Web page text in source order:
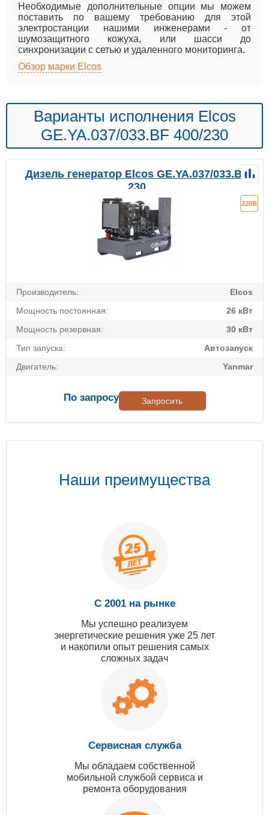
Необходимые дополнительные опции мы можем
поставить по вашему требованию для этой
электростанции нашими инженерами - от
шумозащитного кожуха, или шасси до
синхронизации с сетью и удаленного мониторинга.
Обзор марки Elcos
Варианты исполнения Elcos
GE.YA.037/033.BF 400/230
Дизель генератор Elcos GE.YA.037/033.BF
230
220В
Производитель:
Elcos
Мощность постоянная:
26 кВт
Мощность резервная:
30 кВт
Тип запуска:
Автозапуск
Двигатель:
Yanmar
По запросу Запросить
Наши преимущества
С 2001 на рынке
Мы успешно реализуем
энергетические решения уже 25 лет
и накопили опыт решения самых
сложных задач
Сервисная служба
Мы обладаем собственной
мобильной службой сервиса и
ремонта оборудования